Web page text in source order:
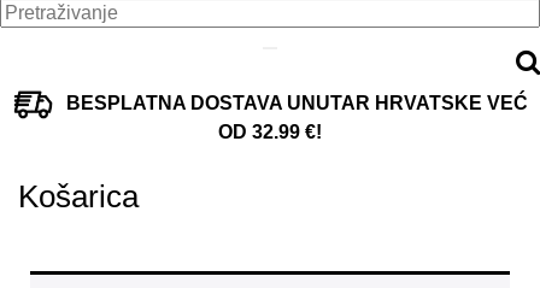
BESPLATNA DOSTAVA UNUTAR HRVATSKE VEĆ
OD 32.99 €!
Košarica